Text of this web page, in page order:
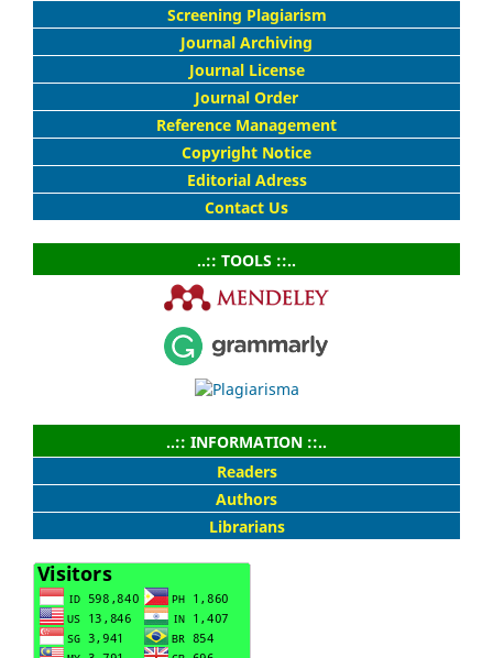
Screening Plagiarism
Journal Archiving
Journal License
Journal Order
Reference Management
Copyright Notice
Editorial Adress
Contact Us
..:: TOOLS ::..
..:: INFORMATION ::..
Readers
Authors
Librarians